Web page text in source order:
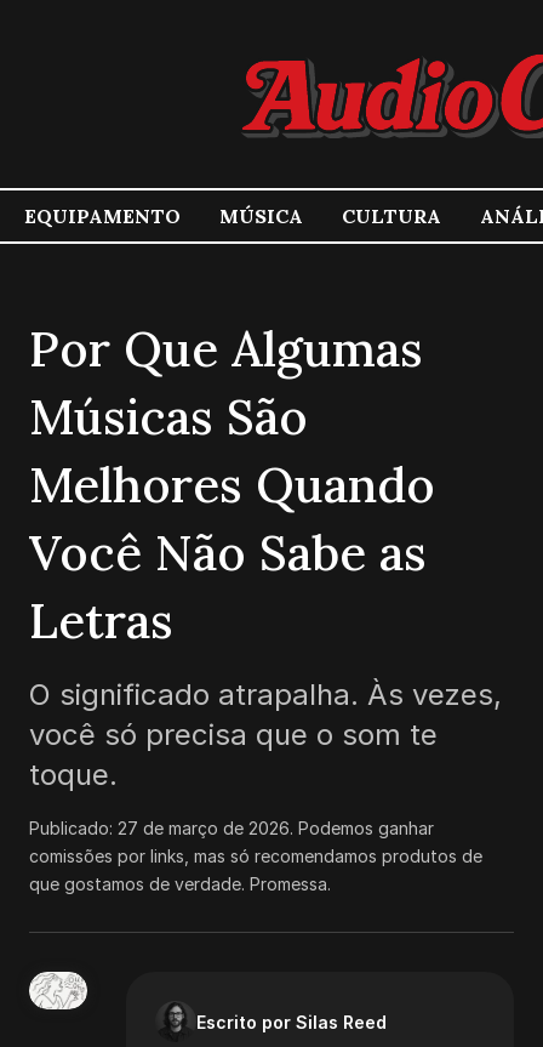
EQUIPAMENTO MÚSICA CULTURA
Por Que Algumas
Músicas São
Melhores Quando
Você Não Sabe as
Letras
O significado atrapalha. Às vezes,
você só precisa que o som te
toque.
Publicado: 27 de março de 2026. Podemos ganhar
comissões por links, mas só recomendamos produtos de
que gostamos de verdade. Promessa.
Escrito por Silas Reed